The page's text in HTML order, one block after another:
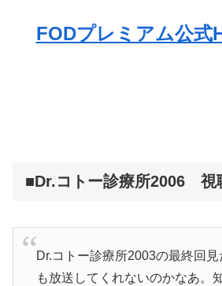
FODプレミアム公式
■Dr.コトー診療所2006 視
Dr.コトー診療所2003の最終回
も放送してくれないのかなあ。